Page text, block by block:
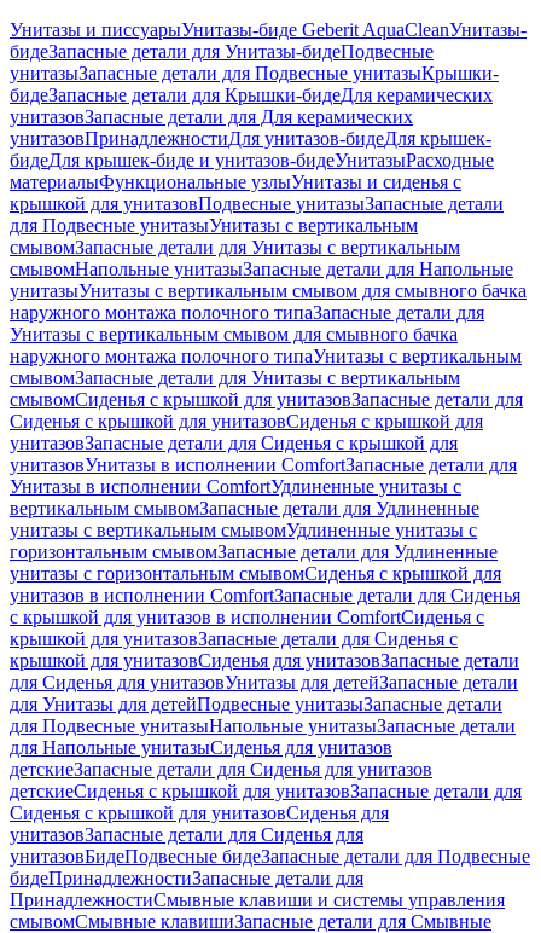
Унитазы и писсуарыУнитазы-биде Geberit AquaCleanУнитазы-
бидеЗапасные детали для Унитазы-бидеПодвесные
унитазыЗапасные детали для Подвесные унитазыКрышки-
бидеЗапасные детали для Крышки-бидеДля керамических
унитазовЗапасные детали для Для керамических
унитазовПринадлежностиДля унитазов-бидеДля крышек-
бидеДля крышек-биде и унитазов-бидеУнитазыРасходные
материалыФункциональные узлыУнитазы и сиденья с
крышкой для унитазовПодвесные унитазыЗапасные детали
для Подвесные унитазыУнитазы с вертикальным
смывомЗапасные детали для Унитазы с вертикальным
смывомНапольные унитазыЗапасные детали для Напольные
унитазыУнитазы с вертикальным смывом для смывного бачка
наружного монтажа полочного типаЗапасные детали для
Унитазы с вертикальным смывом для смывного бачка
наружного монтажа полочного типаУнитазы с вертикальным
смывомЗапасные детали для Унитазы с вертикальным
смывомСиденья с крышкой для унитазовЗапасные детали для
Сиденья с крышкой для унитазовСиденья с крышкой для
унитазовЗапасные детали для Сиденья с крышкой для
унитазовУнитазы в исполнении ComfortЗапасные детали для
Унитазы в исполнении ComfortУдлиненные унитазы с
вертикальным смывомЗапасные детали для Удлиненные
унитазы с вертикальным смывомУдлиненные унитазы с
горизонтальным смывомЗапасные детали для Удлиненные
унитазы с горизонтальным смывомСиденья с крышкой для
унитазов в исполнении ComfortЗапасные детали для Сиденья
с крышкой для унитазов в исполнении ComfortСиденья с
крышкой для унитазовЗапасные детали для Сиденья с
крышкой для унитазовСиденья для унитазовЗапасные детали
для Сиденья для унитазовУнитазы для детейЗапасные детали
для Унитазы для детейПодвесные унитазыЗапасные детали
для Подвесные унитазыНапольные унитазыЗапасные детали
для Напольные унитазыСиденья для унитазов
детскиеЗапасные детали для Сиденья для унитазов
детскиеСиденья с крышкой для унитазовЗапасные детали для
Сиденья с крышкой для унитазовСиденья для
унитазовЗапасные детали для Сиденья для
унитазовБидеПодвесные бидеЗапасные детали для Подвесные
бидеПринадлежностиЗапасные детали для
ПринадлежностиСмывные клавиши и системы управления
смывомСмывные клавишиЗапасные детали для Смывные